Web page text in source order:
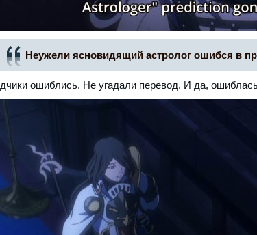
Неужели ясновидящий астролог ошибся в
ошиблись. Не угадали перевод. И да,